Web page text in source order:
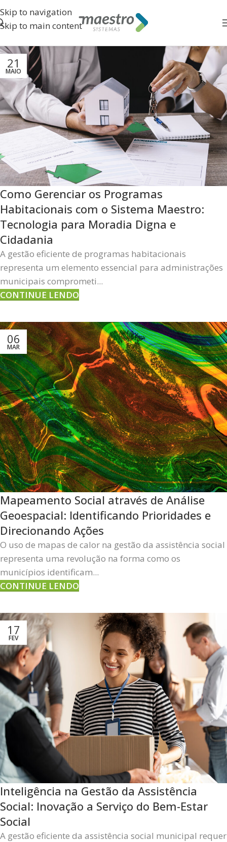
Skip to navigation
Skip to main content
21
MAIO
Como Gerenciar os Programas
Habitacionais com o Sistema Maestro:
Tecnologia para Moradia Digna e
Cidadania
A gestão eficiente de programas habitacionais
representa um elemento essencial para administrações
municipais comprometi...
CONTINUE LENDO
06
MAR
Mapeamento Social através de Análise
Geoespacial: Identificando Prioridades e
Direcionando Ações
O uso de mapas de calor na gestão da assistência social
representa uma revolução na forma como os
municípios identificam...
CONTINUE LENDO
17
FEV
Inteligência na Gestão da Assistência
Social: Inovação a Serviço do Bem-Estar
Social
A gestão eficiente da assistência social municipal requer